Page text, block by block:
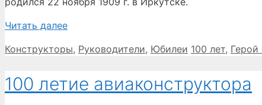
Читать далее
Рубрики
Конструкторы, Руководители, Юбилеи Метки
100 лет, Герой
100 летие авиаконструктора